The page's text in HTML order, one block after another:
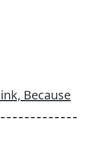
Because